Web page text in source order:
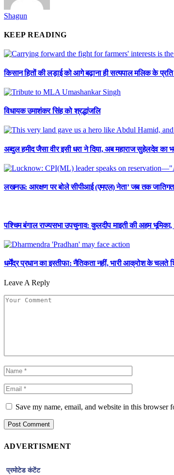
Shagun
KEEP READING
किसान हितों की लड़ाई को आगे बढ़ाना ही सत्यपाल मलिक के
विधायक उमाशंकर सिंह को श्रद्धांजलि
अब्दुल हमीद जैसा वीर इसी धरा ने दिया, अब महाराज सुहेलदेव का
लखनऊ: आरक्षण पर बोले सीपीआई (एमएल) नेता’ जब तक जातिगत
पश्चिम बंगाल राज्यसभा उपचुनाव: कुलदीप माइती की अहम
धर्मेंद्र प्रधान का इस्तीफा: नैतिकता नहीं, भारी आक्रोश के चलते
Leave A Reply
Save my name, email, and website in this browser
ADVERTISMENT